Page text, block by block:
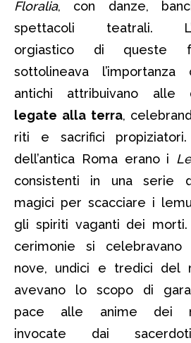
Floralia, con danze,
spettacoli teatrali.
orgiastico di queste
sottolineava
antichi attribuivano alle
legate alla terra,
riti e sacrifici propiziatori.
dell’antica Roma erano i
consistenti in una serie
magici per scacciare i
gli spiriti vaganti dei morti.
cerimonie si
nove, undici e tredici del
avevano lo scopo di
pace alle anime dei
invocate dai